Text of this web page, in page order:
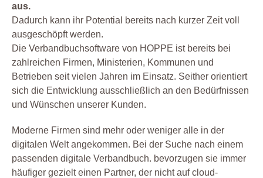
aus.
Dadurch kann ihr Potential bereits nach kurzer Zeit voll
ausgeschöpft werden.
Die Verbandbuchsoftware von HOPPE ist bereits bei
zahlreichen Firmen, Ministerien, Kommunen und
Betrieben seit vielen Jahren im Einsatz. Seither orientiert
sich die Entwicklung ausschließlich an den Bedürfnissen
und Wünschen unserer Kunden.
Moderne Firmen sind mehr oder weniger alle in der
digitalen Welt angekommen. Bei der Suche nach einem
passenden digitale Verbandbuch. bevorzugen sie immer
häufiger gezielt einen Partner, der nicht auf cloud-